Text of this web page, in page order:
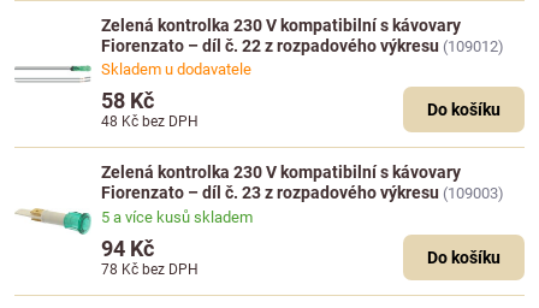
Zelená kontrolka 230 V kompatibilní s kávovary
Fiorenzato – díl č. 22 z rozpadového výkresu (109012)
Skladem u dodavatele
58 Kč
48 Kč bez DPH
Do košíku
Zelená kontrolka 230 V kompatibilní s kávovary
Fiorenzato – díl č. 23 z rozpadového výkresu (109003)
5 a více kusů skladem
94 Kč
78 Kč bez DPH
Do košíku